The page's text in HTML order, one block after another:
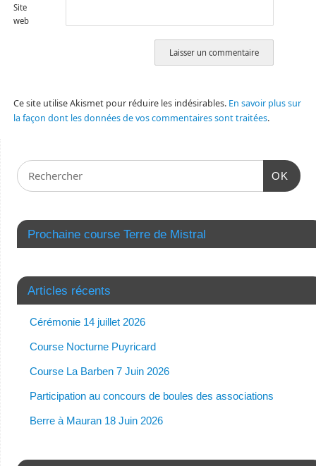
Site
web
Ce site utilise Akismet pour réduire les indésirables. En savoir plus sur
la façon dont les données de vos commentaires sont traitées.
OK
Prochaine course Terre de Mistral
Articles récents
Cérémonie 14 juillet 2026
Course Nocturne Puyricard
Course La Barben 7 Juin 2026
Participation au concours de boules des associations
Berre à Mauran 18 Juin 2026